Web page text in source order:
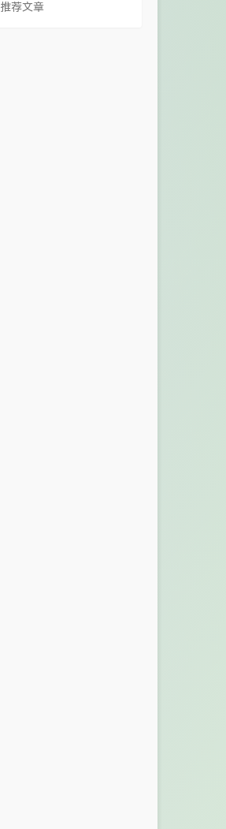
推荐文章